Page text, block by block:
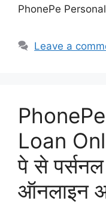
PhonePe
Leave a
Loan
पे से
ऑनलाइन